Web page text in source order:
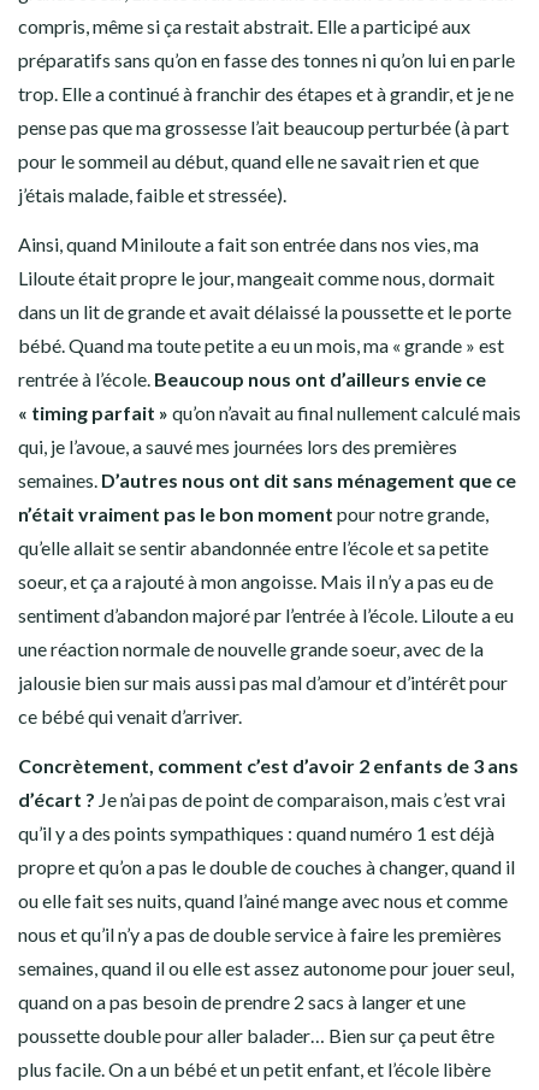
compris, même si ça restait abstrait. Elle a participé aux
préparatifs sans qu’on en fasse des tonnes ni qu’on lui en parle
trop. Elle a continué à franchir des étapes et à grandir, et je ne
pense pas que ma grossesse l’ait beaucoup perturbée (à part
pour le sommeil au début, quand elle ne savait rien et que
j’étais malade, faible et stressée).
Ainsi, quand Miniloute a fait son entrée dans nos vies, ma
Liloute était propre le jour, mangeait comme nous, dormait
dans un lit de grande et avait délaissé la poussette et le porte
bébé. Quand ma toute petite a eu un mois, ma « grande » est
rentrée à l’école. Beaucoup nous ont d’ailleurs envie ce
« timing parfait » qu’on n’avait au final nullement calculé mais
qui, je l’avoue, a sauvé mes journées lors des premières
semaines. D’autres nous ont dit sans ménagement que ce
n’était vraiment pas le bon moment pour notre grande,
qu’elle allait se sentir abandonnée entre l’école et sa petite
soeur, et ça a rajouté à mon angoisse. Mais il n’y a pas eu de
sentiment d’abandon majoré par l’entrée à l’école. Liloute a eu
une réaction normale de nouvelle grande soeur, avec de la
jalousie bien sur mais aussi pas mal d’amour et d’intérêt pour
ce bébé qui venait d’arriver.
Concrètement, comment c’est d’avoir 2 enfants de 3 ans
d’écart ? Je n’ai pas de point de comparaison, mais c’est vrai
qu’il y a des points sympathiques : quand numéro 1 est déjà
propre et qu’on a pas le double de couches à changer, quand il
ou elle fait ses nuits, quand l’ainé mange avec nous et comme
nous et qu’il n’y a pas de double service à faire les premières
semaines, quand il ou elle est assez autonome pour jouer seul,
quand on a pas besoin de prendre 2 sacs à langer et une
poussette double pour aller balader… Bien sur ça peut être
plus facile. On a un bébé et un petit enfant, et l’école libère